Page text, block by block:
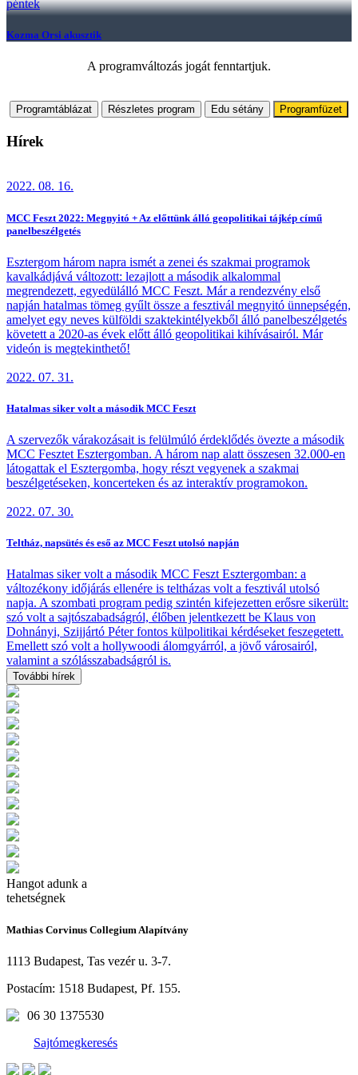
péntek
Kozma Orsi akusztik
A programváltozás jogát fenntartjuk.
Programtáblázat Részletes program Edu sétány Programfüzet
Hírek
2022. 08. 16.
MCC Feszt 2022: Megnyitó + Az előttünk álló geopolitikai tájkép című
panelbeszélgetés
Esztergom három napra ismét a zenei és szakmai programok
kavalkádjává változott: lezajlott a második alkalommal
megrendezett, egyedülálló MCC Feszt. Már a rendezvény első
napján hatalmas tömeg gyűlt össze a fesztivál megnyitó ünnepségén,
amelyet egy neves külföldi szaktekintélyekből álló panelbeszélgetés
követett a 2020-as évek előtt álló geopolitikai kihívásairól. Már
videón is megtekinthető!
2022. 07. 31.
Hatalmas siker volt a második MCC Feszt
A szervezők várakozásait is felülmúló érdeklődés övezte a második
MCC Fesztet Esztergomban. A három nap alatt összesen 32.000-en
látogattak el Esztergomba, hogy részt vegyenek a szakmai
beszélgetéseken, koncerteken és az interaktív programokon.
2022. 07. 30.
Teltház, napsütés és eső az MCC Feszt utolsó napján
Hatalmas siker volt a második MCC Feszt Esztergomban: a
változékony időjárás ellenére is teltházas volt a fesztivál utolsó
napja. A szombati program pedig szintén kifejezetten erősre sikerült:
szó volt a sajtószabadságról, élőben jelentkezett be Klaus von
Dohnányi, Szijjártó Péter fontos külpolitikai kérdéseket feszegetett.
Emellett szó volt a hollywoodi álomgyárról, a jövő városairól,
valamint a szólásszabadságról is.
További hírek
Hangotadunk a
tehetségnek
Mathias Corvinus Collegium Alapítvány
1113 Budapest, Tas vezér u. 3-7.
Postacím: 1518 Budapest, Pf. 155.
06 30 1375530
Sajtómegkeresés